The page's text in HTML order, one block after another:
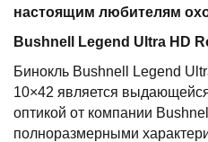
настоящим любителям
Bushnell Legend Ultra HD
Бинокль Bushnell Legend
10×42 является
оптикой от компании
полноразмерными